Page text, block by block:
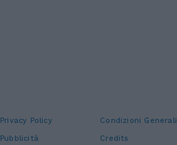
Privacy Policy
Condizioni Generali
Pubblicità
Credits